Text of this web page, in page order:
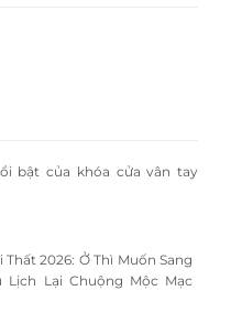
bật của khóa cửa vân tay
2026: Ở Thì Muốn Sang
Lịch Lại Chuộng Mộc Mạc